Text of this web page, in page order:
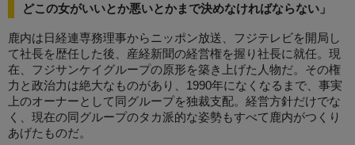
どこの女がいいとか悪いとかまで決めなければならない」
鹿内は日経連専務理事からニッポン放送、フジテレビを開局し
て社長を歴任した後、産経新聞の経営権を握り社長に就任。現
在、フジサンケイグループの原形を築き上げた人物だ。その権
力と政治力は絶大なものがあり、1990年になくなるまで、事実
上のオーナーとして同グループを独裁支配。経営方針だけでな
く、現在の同グループのタカ派的な姿勢もすべて鹿内がつくり
あげたものだ。